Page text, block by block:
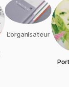
L’organisateur